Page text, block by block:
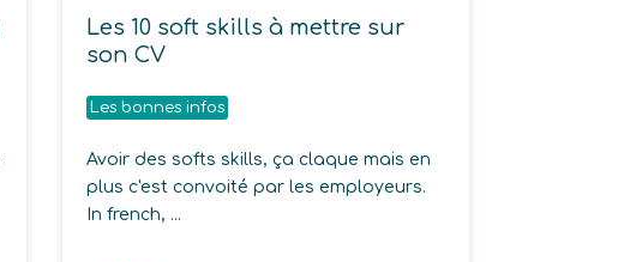
Les 10 soft skills à mettre sur
son CV
Les bonnes infos
Avoir des softs skills, ça claque mais en
plus c'est convoité par les employeurs.
In french, ...